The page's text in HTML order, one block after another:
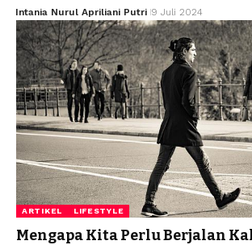
Intania Nurul Apriliani Putri 9 Juli 2024
ARTIKEL LIFESTYLE
Mengapa Kita Perlu Berjalan